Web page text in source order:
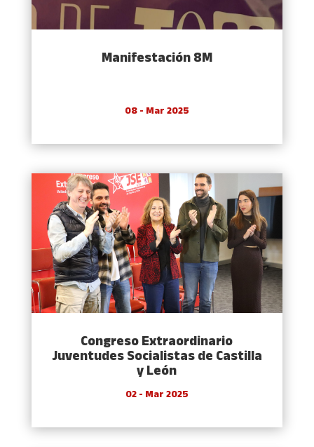
Manifestación 8M
08 - Mar 2025
Congreso Extraordinario
Juventudes Socialistas de Castilla
y León
02 - Mar 2025